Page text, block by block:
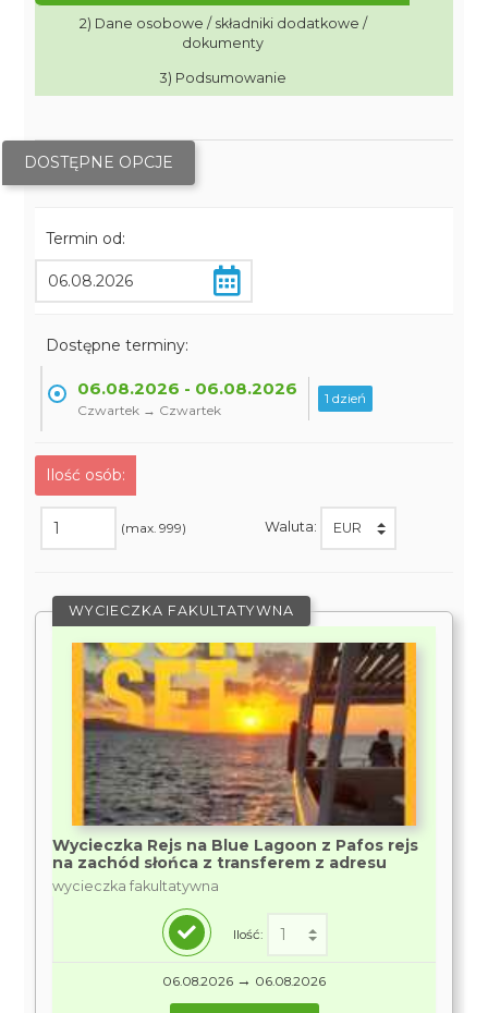
2) Dane osobowe / składniki dodatkowe /
dokumenty
3) Podsumowanie
DOSTĘPNE OPCJE
Termin od:
Dostępne terminy:
06.08.2026 - 06.08.2026
Czwartek → Czwartek
1 dzień
Ilość osób:
(max. 999) Waluta:
WYCIECZKA FAKULTATYWNA
Wycieczka Rejs na Blue Lagoon z Pafos rejs
na zachód słońca z transferem z adresu
wycieczka fakultatywna
Ilość:
06.08.2026 → 06.08.2026